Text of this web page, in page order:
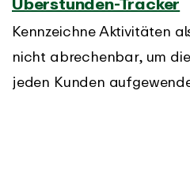
Kennzeichne Aktivitäten
nicht abrechenbar, um
jeden Kunden